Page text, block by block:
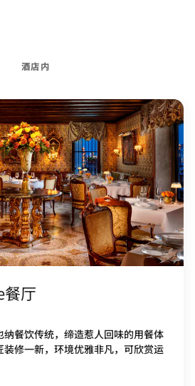
酒店内
厅
餐饮传统，缔造惹人回味的用餐体
修一新，环境优雅非凡，可欣赏运